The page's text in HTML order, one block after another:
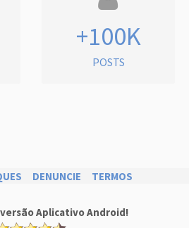
+100K
POSTS
DENUNCIE TERMOS
Aplicativo Android!